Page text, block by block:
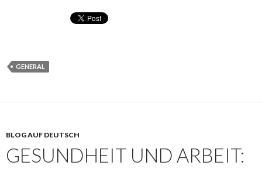
GENERAL
BLOG AUF DEUTSCH
GESUNDHEIT UND ARBEIT: